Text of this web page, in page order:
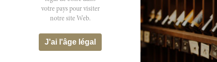
période estivale alors qu’en hiver,
au contraire, les collines les abritent
des vents froids descendant du
Nord. Chez Ornellaia, le terroir
tient une place particulière et doit
s’exprimer de la manière la plus
votre pays pour visiter
notre site Web.
J'ai l'âge légal